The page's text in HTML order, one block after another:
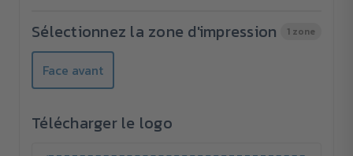
Sélectionnez la zone d'impression 1 zone
Face avant
Télécharger le logo